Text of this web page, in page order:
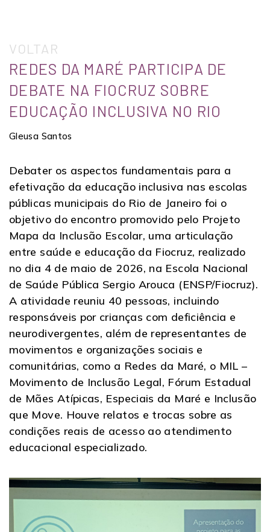
VOLTAR
REDES DA MARÉ PARTICIPA DE
DEBATE NA FIOCRUZ SOBRE
EDUCAÇÃO INCLUSIVA NO RIO
Gleusa Santos
Debater os aspectos fundamentais para a
efetivação da educação inclusiva nas escolas
públicas municipais do Rio de Janeiro foi o
objetivo do encontro promovido pelo Projeto
Mapa da Inclusão Escolar, uma articulação
entre saúde e educação da Fiocruz, realizado
no dia 4 de maio de 2026, na Escola Nacional
de Saúde Pública Sergio Arouca (ENSP/Fiocruz).
A atividade reuniu 40 pessoas, incluindo
responsáveis por crianças com deficiência e
neurodivergentes, além de representantes de
movimentos e organizações sociais e
comunitárias, como a Redes da Maré, o MIL –
Movimento de Inclusão Legal, Fórum Estadual
de Mães Atípicas, Especiais da Maré e Inclusão
que Move. Houve relatos e trocas sobre as
condições reais de acesso ao atendimento
educacional especializado.